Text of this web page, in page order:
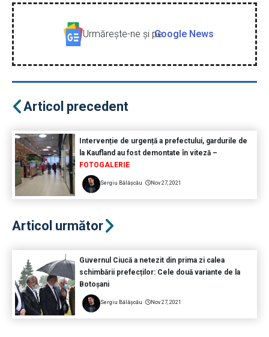
Urmăreşte-ne şi peGoogle News
Articol precedent
Intervenție de urgență a prefectului, gardurile de
la Kaufland au fost demontate în viteză –
FOTOGALERIE
Sergiu Bălășcău Nov 27, 2021
Articol următor
Guvernul Ciucă a netezit din prima zi calea
schimbării prefecților: Cele două variante de la
Botoșani
Sergiu Bălășcău Nov 27, 2021